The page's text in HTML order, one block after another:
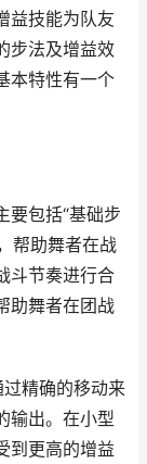
益技能为队友
步法及增益效
本特性有一个
要包括“基础步
帮助舞者在战
斗节奏进行合
助舞者在团战
精确的移动来
输出。在小型
到更高的增益